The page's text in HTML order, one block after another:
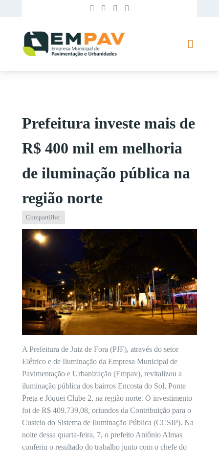
Prefeitura investe mais de
R$ 400 mil em melhoria
de iluminação pública na
região norte
Compartilhe:
A Prefeitura de Juiz de Fora (PJF), através do setor
Elétrico e de Iluminação da Empresa Municipal de
Pavimentação e Urbanização (Empav), revitalizou a
iluminação pública dos bairros Encosta do Sol, Ponte
Preta e Jóquei Clube 2, na região norte. O investimento
foi de R$ 409.739,08, oriundos da Contribuição para o
Custeio do Sistema de Iluminação Pública (CCSIP). Na
noite dessa quarta-feira, 7, o prefeito Antônio Almas
conferiu o resultado do trabalho junto com o chefe do